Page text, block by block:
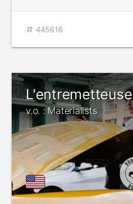
445616
L'entremetteuse
v.o. : Materialists